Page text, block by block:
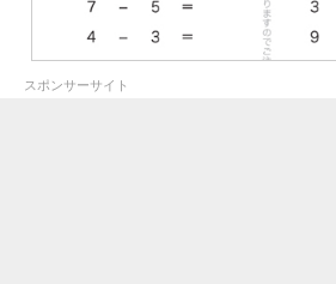
スポンサーサイト